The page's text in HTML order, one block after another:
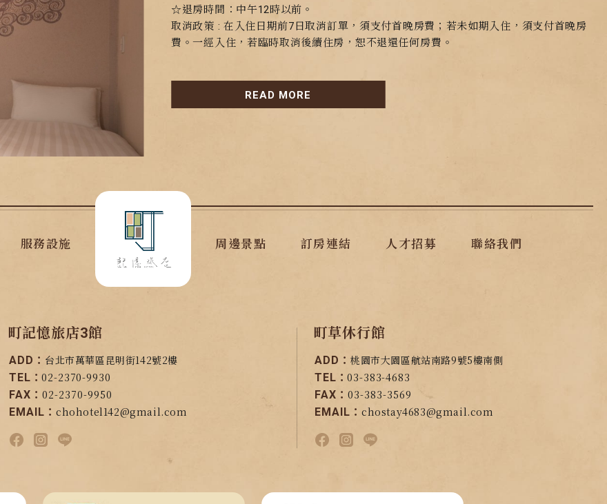
☆退房時間：中午12時以前。
取消政策 : 在入住日期前7日取消訂單，須支付首晚房費；若未如期入住，須支付首晚房
費。一經入住，若臨時取消後續住房，恕不退還任何房費。
READ MORE
服務設施 周邊景點 訂房連結 人才招募 聯絡我們
町記憶旅店3館
ADD： 台北市萬華區昆明街142號2樓
TEL：02-2370-9930
FAX：02-2370-9950
EMAIL：chohotel142@gmail.com
町草休行館
ADD：桃園市大園區航站南路9號5樓南側
TEL：03-383-4683
FAX：03-383-3569
EMAIL：chostay4683@gmail.com